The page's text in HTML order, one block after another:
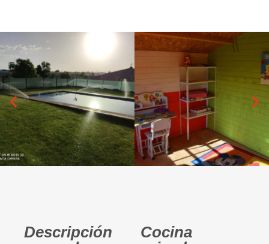
Descripción
Cocina